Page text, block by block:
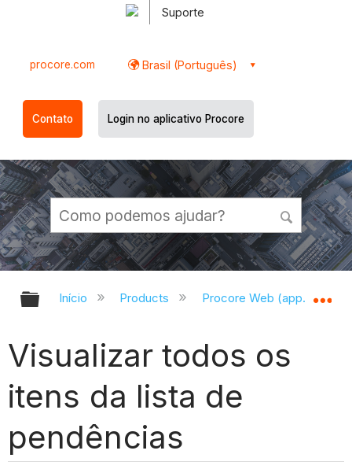
Suporte
procore.com Brasil (Português)
Contato Login no aplicativo Procore
Expandir/recolher hierarquia
Início Products Procore Web
Visualizar todos os
itens da lista de
pendências